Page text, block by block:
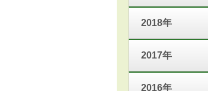
2018年
2017年
2016年